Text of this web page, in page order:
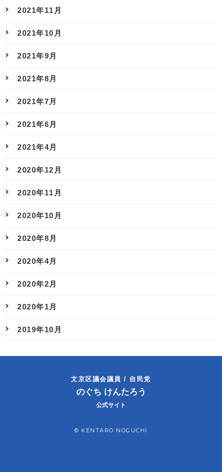
2021年11月
2021年10月
2021年9月
2021年8月
2021年7月
2021年6月
2021年4月
2020年12月
2020年11月
2020年10月
2020年8月
2020年4月
2020年2月
2020年1月
2019年10月
文京区議会議員 / 自民党
のぐち けんたろう
公式サイト
© KENTARO NOGUCHI